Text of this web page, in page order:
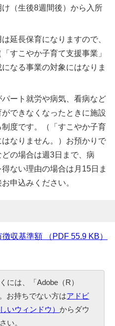
（生後8週間後）から入所
延長保育になりますので、
すこやか子育て支援事業」
なる事業の対象にはなりま
ート就労や病気、看病など
できなくなったときに施設
度です。（「すこやか子育
なりません。）お預かりで
の場合は週3日まで、病
ない理由の場合は月15日ま
申込みください。
収基準額 （PDF 55.9 KB）
には、「Adobe（R）
お持ちでない方はアドビ
いウィンドウ）からダウ
い。